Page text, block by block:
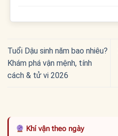
Tuổi Dậu sinh năm bao nhiêu?
Khám phá vận mệnh, tính
cách & tử vi 2026
Khí vận theo ngày